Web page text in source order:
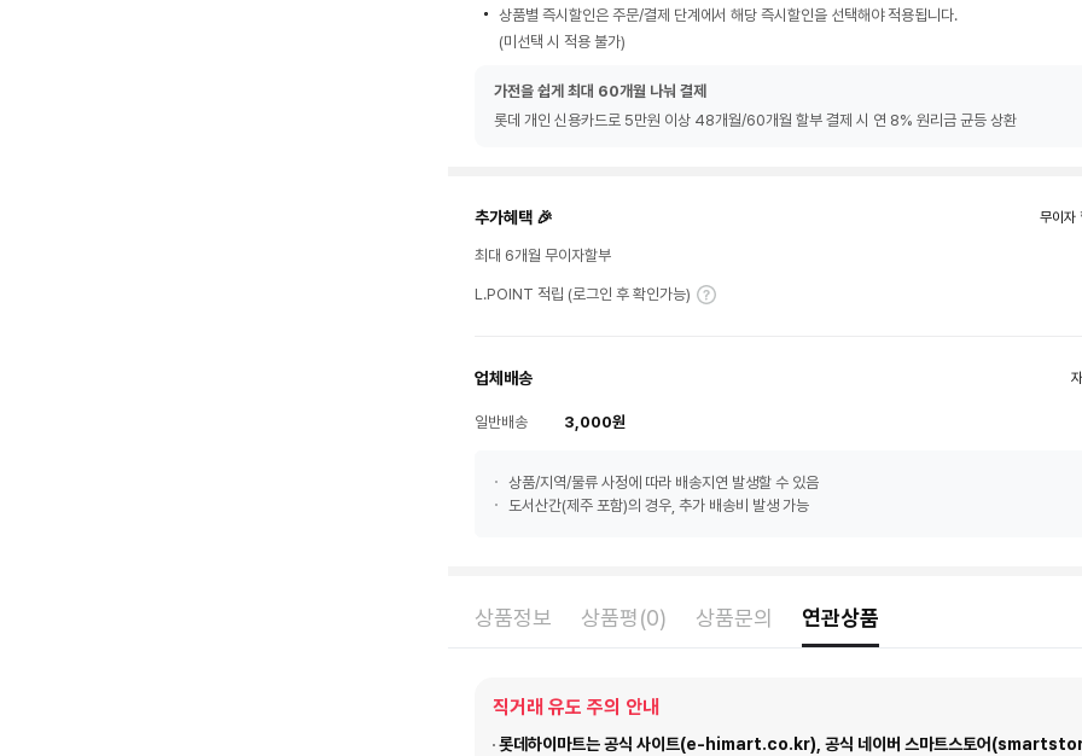
상품별 즉시할인은 주문/결제 단계에서 해당 즉시할인을 선택해야 적용됩니다.
(미선택 시 적용 불가)
가전을 쉽게 최대 60개월 나눠 결제
롯데 개인 신용카드로 5만원 이상 48개월/60개월 할부 결제 시 연 8% 원리금 균등 상환
추가혜택 🎉 무이자
최대 6개월 무이자할부
L.POINT 적립 (로그인 후 확인가능)
업체배송
일반배송 3,000원
상품/지역/물류 사정에 따라 배송지연 발생할 수 있음
도서산간(제주 포함)의 경우, 추가 배송비 발생 가능
상품정보 상품평(0) 상품문의 연관상품
직거래 유도 주의 안내
롯데하이마트는 공식 사이트(e-himart.co.kr), 공식 네이버 스마트스토어